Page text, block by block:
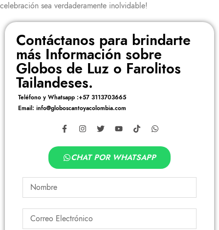
celebración sea verdaderamente inolvidable!
Contáctanos para brindarte
más Información sobre
Globos de Luz o Farolitos
Tailandeses.
Teléfono y Whatsapp :+57 3113703665
Email: info@globoscantoyacolombia.com
CHAT POR WHATSAPP